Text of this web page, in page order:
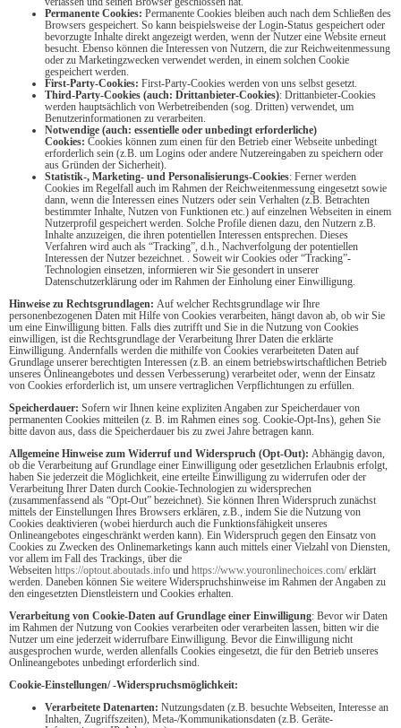
Permanente Cookies: Permanente Cookies bleiben auch nach dem Schließen des
Browsers gespeichert. So kann beispielsweise der Login-Status gespeichert oder
bevorzugte Inhalte direkt angezeigt werden, wenn der Nutzer eine Website erneut
besucht. Ebenso können die Interessen von Nutzern, die zur Reichweitenmessung
oder zu Marketingzwecken verwendet werden, in einem solchen Cookie
gespeichert werden.
First-Party-Cookies: First-Party-Cookies werden von uns selbst gesetzt.
Third-Party-Cookies (auch: Drittanbieter-Cookies): Drittanbieter-Cookies
werden hauptsächlich von Werbetreibenden (sog. Dritten) verwendet, um
Benutzerinformationen zu verarbeiten.
Notwendige (auch: essentielle oder unbedingt erforderliche)
Cookies: Cookies können zum einen für den Betrieb einer Webseite unbedingt
erforderlich sein (z.B. um Logins oder andere Nutzereingaben zu speichern oder
aus Gründen der Sicherheit).
Statistik-, Marketing- und Personalisierungs-Cookies: Ferner werden
Cookies im Regelfall auch im Rahmen der Reichweitenmessung eingesetzt sowie
dann, wenn die Interessen eines Nutzers oder sein Verhalten (z.B. Betrachten
bestimmter Inhalte, Nutzen von Funktionen etc.) auf einzelnen Webseiten in einem
Nutzerprofil gespeichert werden. Solche Profile dienen dazu, den Nutzern z.B.
Inhalte anzuzeigen, die ihren potentiellen Interessen entsprechen. Dieses
Verfahren wird auch als “Tracking”, d.h., Nachverfolgung der potentiellen
Interessen der Nutzer bezeichnet. . Soweit wir Cookies oder “Tracking”-
Technologien einsetzen, informieren wir Sie gesondert in unserer
Datenschutzerklärung oder im Rahmen der Einholung einer Einwilligung.
Hinweise zu Rechtsgrundlagen: Auf welcher Rechtsgrundlage wir Ihre
personenbezogenen Daten mit Hilfe von Cookies verarbeiten, hängt davon ab, ob wir Sie
um eine Einwilligung bitten. Falls dies zutrifft und Sie in die Nutzung von Cookies
einwilligen, ist die Rechtsgrundlage der Verarbeitung Ihrer Daten die erklärte
Einwilligung. Andernfalls werden die mithilfe von Cookies verarbeiteten Daten auf
Grundlage unserer berechtigten Interessen (z.B. an einem betriebswirtschaftlichen Betrieb
unseres Onlineangebotes und dessen Verbesserung) verarbeitet oder, wenn der Einsatz
von Cookies erforderlich ist, um unsere vertraglichen Verpflichtungen zu erfüllen.
Speicherdauer: Sofern wir Ihnen keine expliziten Angaben zur Speicherdauer von
permanenten Cookies mitteilen (z. B. im Rahmen eines sog. Cookie-Opt-Ins), gehen Sie
bitte davon aus, dass die Speicherdauer bis zu zwei Jahre betragen kann.
Allgemeine Hinweise zum Widerruf und Widerspruch (Opt-Out): Abhängig davon,
ob die Verarbeitung auf Grundlage einer Einwilligung oder gesetzlichen Erlaubnis erfolgt,
haben Sie jederzeit die Möglichkeit, eine erteilte Einwilligung zu widerrufen oder der
Verarbeitung Ihrer Daten durch Cookie-Technologien zu widersprechen
(zusammenfassend als “Opt-Out” bezeichnet). Sie können Ihren Widerspruch zunächst
mittels der Einstellungen Ihres Browsers erklären, z.B., indem Sie die Nutzung von
Cookies deaktivieren (wobei hierdurch auch die Funktionsfähigkeit unseres
Onlineangebotes eingeschränkt werden kann). Ein Widerspruch gegen den Einsatz von
Cookies zu Zwecken des Onlinemarketings kann auch mittels einer Vielzahl von Diensten,
vor allem im Fall des Trackings, über die
Webseiten https://optout.aboutads.info und https://www.youronlinechoices.com/erklärt
werden. Daneben können Sie weitere Widerspruchshinweise im Rahmen der Angaben zu
den eingesetzten Dienstleistern und Cookies erhalten.
Verarbeitung von Cookie-Daten auf Grundlage einer Einwilligung: Bevor wir Daten
im Rahmen der Nutzung von Cookies verarbeiten oder verarbeiten lassen, bitten wir die
Nutzer um eine jederzeit widerrufbare Einwilligung. Bevor die Einwilligung nicht
ausgesprochen wurde, werden allenfalls Cookies eingesetzt, die für den Betrieb unseres
Onlineangebotes unbedingt erforderlich sind.
Cookie-Einstellungen/ -Widerspruchsmöglichkeit:
Verarbeitete Datenarten: Nutzungsdaten (z.B. besuchte Webseiten, Interesse an
Inhalten, Zugriffszeiten), Meta-/Kommunikationsdaten (z.B. Geräte-